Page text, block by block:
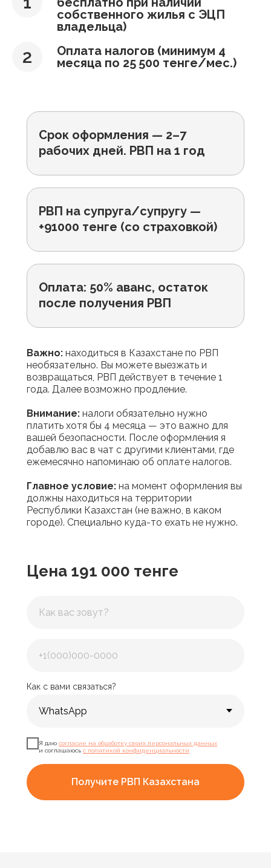
собственного жилья с ЭЦП
владельца)
Оплата налогов (минимум 4
месяца по 25 500 тенге/мес.)
Срок оформления — 2–7
рабочих дней. РВП на 1 год
РВП на супруга/супругу —
+91000 тенге (со страховкой)
Оплата: 50% аванс, остаток
после получения РВП
Цена 191 000 тенге
Важно: находиться в Казахстане по РВП
необязательно. Вы можете выезжать и
возвращаться, РВП действует в течение 1
года. Далее возможно продление.
Внимание: налоги обязательно нужно
платить хотя бы 4 месяца — это важно для
вашей безопасности. После оформления я
добавлю вас в чат с другими клиентами, где
ежемесячно напоминаю об оплате налогов.
Главное условие: на момент оформления вы
должны находиться на территории
Республики Казахстан (не важно, в каком
городе). Специально куда-то ехать не нужно.
Как с вами связаться?
Я даю согласие на обработку своих персональных данных
и соглашаюсь с политикой конфиденциальности
Получите РВП Казахстана